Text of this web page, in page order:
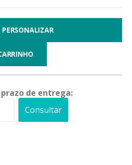
PERSONALIZAR
de entrega:
Consultar